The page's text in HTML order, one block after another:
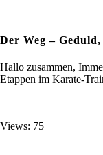
Der Weg –
Hallo zusammen,
Etappen im Karate-
Views: 75